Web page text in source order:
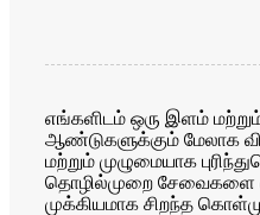
எங்களிடம் ஒரு இளம்
ஆண்டுகளுக்கும் மேலாக
மற்றும் முழுமையாக
தொழில்முறை சேவைகளை
முக்கியமாக சிறந்த